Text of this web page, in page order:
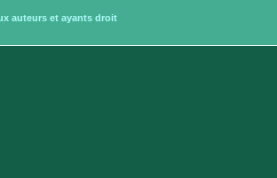
auteurs et ayants droit